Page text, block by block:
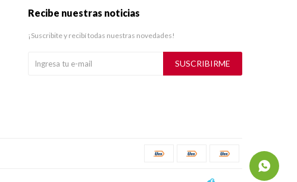
Recibe nuestras noticias
¡Suscribite y recibí todas nuestras novedades!
SUSCRIBIRME